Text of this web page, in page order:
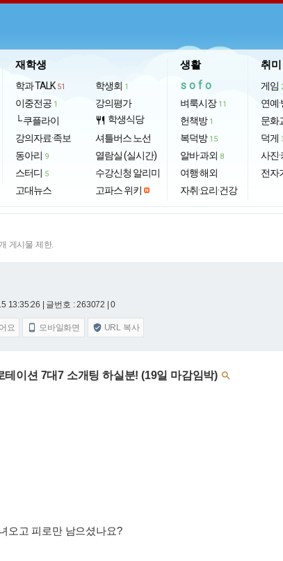
재학생
학과 TALK 51
이중전공 1
└ 쿠플라이
강의자료·족보
동아리 9
스터디 5
고대뉴스
학생회 1
강의평가
restaurant 학생식당
셔틀버스 노선
열람실 (실시간)
수강신청 알리미
고파스 위키
생활
sofo
벼룩시장 11
헌책방 1
복덕방 15
알바·과외 8
여행·해외
자취·요리·건강
취미
게임
연예
문화
덕게
사진
전자
게시물 제한.
13:35:26 | 글번호 : 263072 | 0
요  모바일화면  URL 복사
이션 7대7 소개팅 하실분! (19일 마감임박) 
오고 피로만 남으셨나요?